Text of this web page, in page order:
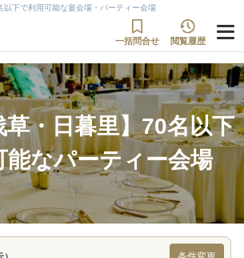
以下で利用可能な宴会場・パーティー会場
一括問合せ 閲覧履歴
草・日暮里】70名以下
能なパーティー会場